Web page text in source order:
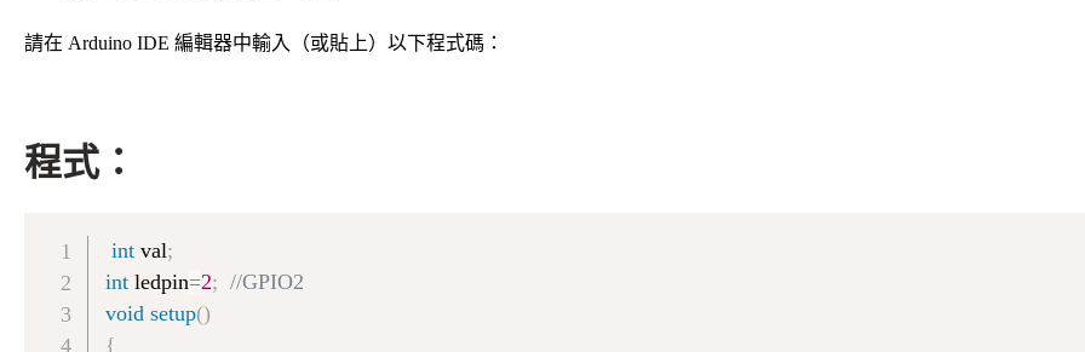
請在 Arduino IDE 編輯器中輸入（或貼上）以下程式碼：
程式：
int val;
int ledpin=2; //GPIO2
void setup()
{